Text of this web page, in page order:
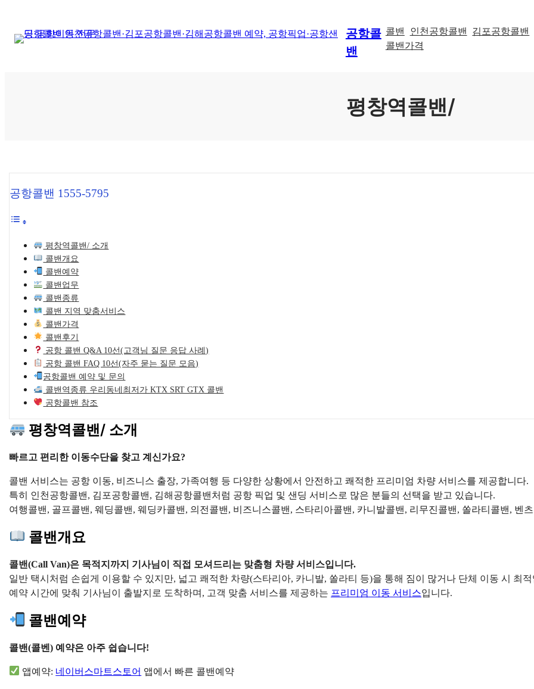
공항콜
밴
콜밴 인천공항콜밴 김포공항콜밴
콜밴가격
평창역콜밴/
공항콜밴 1555-5795
평창역콜밴/ 소개
콜밴개요
콜밴예약
콜밴업무
콜밴종류
콜밴 지역 맞춤서비스
콜밴가격
콜밴후기
공항 콜밴 Q&A 10선(고객님 질문 응답 사례)
공항 콜밴 FAQ 10선(자주 묻는 질문 모음)
공항콜밴 예약 및 문의
콜밴역종류 우리동네최저가 KTX SRT GTX 콜밴
공항콜밴 참조
평창역콜밴/ 소개
빠르고 편리한 이동수단을 찾고 계신가요?
콜밴 서비스는 공항 이동, 비즈니스 출장, 가족여행 등 다양한 상황에서 안전하고 쾌적한 프리미엄 차량 서비스를 제공합니다.
특히 인천공항콜밴, 김포공항콜밴, 김해공항콜밴처럼 공항 픽업 및 샌딩 서비스로 많은 분들의 선택을 받고 있습니다.
여행콜밴, 골프콜밴, 웨딩콜밴, 웨딩카콜밴, 의전콜밴, 비즈니스콜밴, 스타리아콜밴, 카니발콜밴, 리무진콜밴, 쏠라티콜밴, 벤
콜밴개요
콜밴(Call Van)은 목적지까지 기사님이 직접 모셔드리는 맞춤형 차량 서비스입니다.
일반 택시처럼 손쉽게 이용할 수 있지만, 넓고 쾌적한 차량(스타리아, 카니발, 쏠라티 등)을 통해 짐이 많거나 단체 이동 시 최적
예약 시간에 맞춰 기사님이 출발지로 도착하며, 고객 맞춤 서비스를 제공하는 프리미엄 이동 서비스입니다.
콜밴예약
콜밴(콜벤) 예약은 아주 쉽습니다!
앱예약: 네이버스마트스토어 앱에서 빠른 콜밴예약